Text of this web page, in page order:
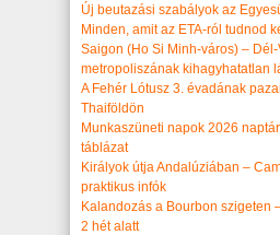
Új beutazási szabályok az
Minden, amit az ETA-ról tudnod
Saigon (Ho Si Minh-város) –
metropoliszának kihagyhatatlan
A Fehér Lótusz 3. évadának
Thaiföldön
Munkaszüneti napok 2026
táblázat
Királyok útja Andalúziában –
praktikus infók
Kalandozás a Bourbon szigeten
2 hét alatt